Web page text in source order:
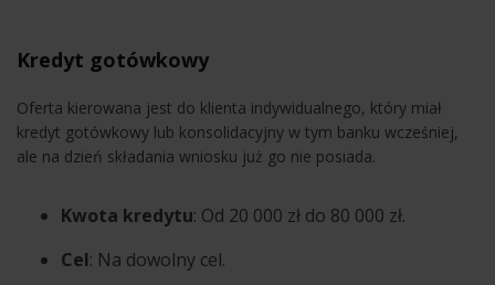
Kredyt gotówkowy
Oferta kierowana jest do klienta indywidualnego, który miał
kredyt gotówkowy lub konsolidacyjny w tym banku wcześniej,
ale na dzień składania wniosku już go nie posiada.
Kwota kredytu: Od 20 000 zł do 80 000 zł.
Cel: Na dowolny cel.